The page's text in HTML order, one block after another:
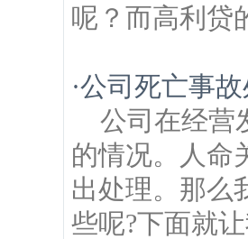
呢？而高利贷
·公司死亡事
公司在经营
的情况。人命
出处理。那么
些呢?下面就